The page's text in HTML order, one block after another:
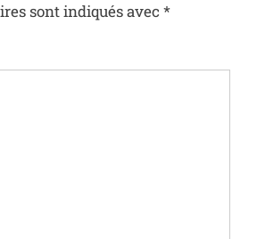
sont indiqués avec *